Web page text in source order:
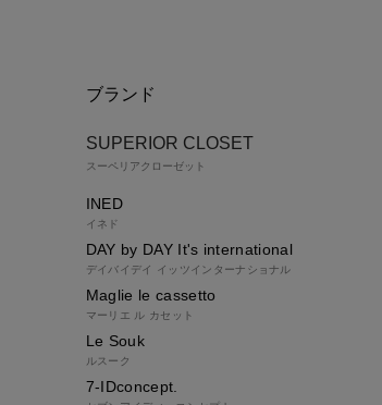
ブランド
SUPERIOR CLOSET
スーペリアクローゼット
INED
イネド
DAY by DAY It's international
デイバイデイ イッツインターナショナル
Maglie le cassetto
マーリエ ル カセット
Le Souk
ルスーク
7-IDconcept.